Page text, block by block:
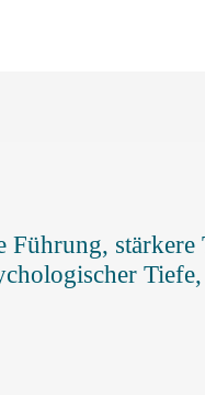
Führung, stärkere